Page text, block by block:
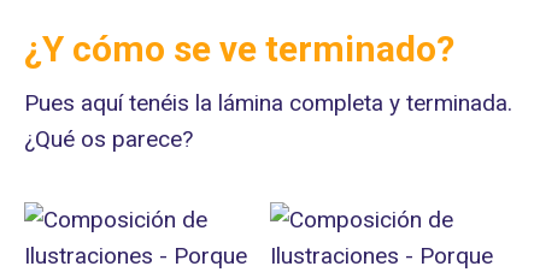
¿Y cómo se ve terminado?
Pues aquí tenéis la lámina completa y terminada.
¿Qué os parece?